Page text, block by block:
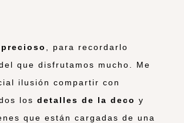
, para recordarlo
que disfrutamos mucho. Me
ilusión compartir con
los detalles de la deco y
que están cargadas de una